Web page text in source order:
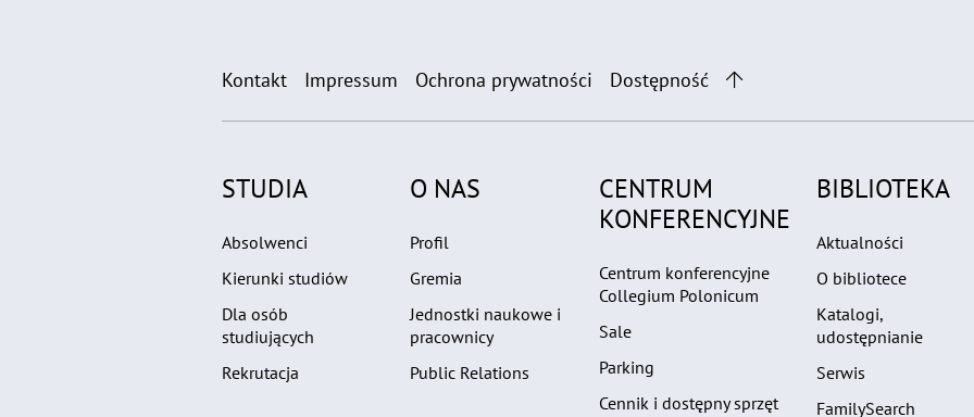
Kontakt Impressum Ochrona prywatności Dostępność
STUDIA
Absolwenci
Kierunki studiów
Dla osób
studiujących
Rekrutacja
O NAS
Profil
Gremia
Jednostki naukowe i
pracownicy
Public Relations
CENTRUM
KONFERENCYJNE
Centrum konferencyjne
Collegium Polonicum
Sale
Parking
Cennik i dostępny sprzęt
BIBLIOTEKA
Aktualności
O bibliotece
Katalogi,
udostępnianie
Serwis
FamilySearch